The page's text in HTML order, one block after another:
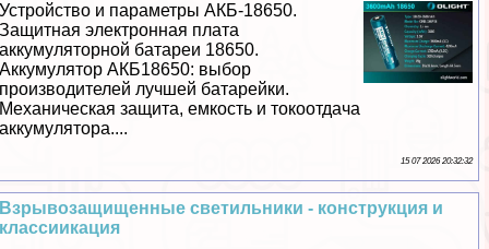
Устройство и параметры АКБ-18650.
Защитная электронная плата
аккумуляторной батареи 18650.
Аккумулятор АКБ18650: выбор
производителей лучшей батарейки.
Механическая защита, емкость и токоотдача
аккумулятора....
15 07 2026 20:32:32
Взрывозащищенные светильники - конструкция и
классиикация